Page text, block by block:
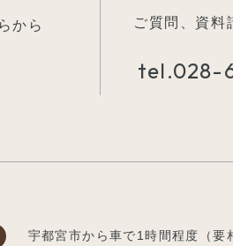
から ご質問、資料
tel.028-
宇都宮市から車で1時間程度（要